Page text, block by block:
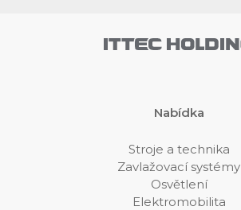
Nabídka
Stroje a technika
Zavlažovací systémy
Osvětlení
Elektromobilita